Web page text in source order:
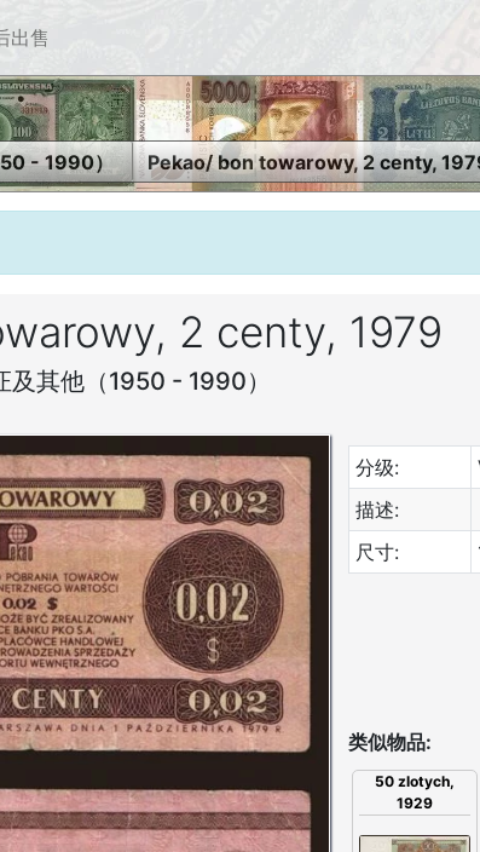
出售
- 1990） Pekao/ bon towarowy, 2 centy,
2 centy, 1979
其他（1950 - 1990）
分级:
描述:
尺寸:
类似物品:
50 zlotych,
1929